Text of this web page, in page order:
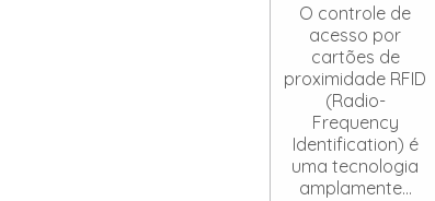
O controle de
acesso por
cartões de
proximidade RFID
(Radio-
Frequency
Identification) é
uma tecnologia
amplamente...